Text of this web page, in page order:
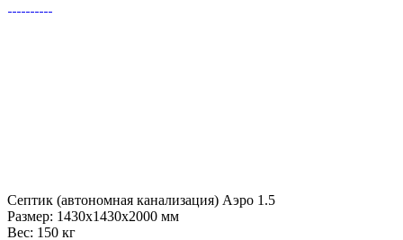
Септик (автономная канализация) Аэро 1.5
Размер: 1430x1430x2000 мм
Вес: 150 кг